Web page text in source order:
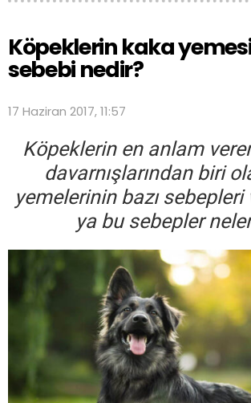
Köpeklerin kaka
sebebi nedir?
17 Haziran 2017, 11:57
Köpeklerin en anlam
davarnışlarından biri
yemelerinin bazı sebepleri
ya bu sebepler